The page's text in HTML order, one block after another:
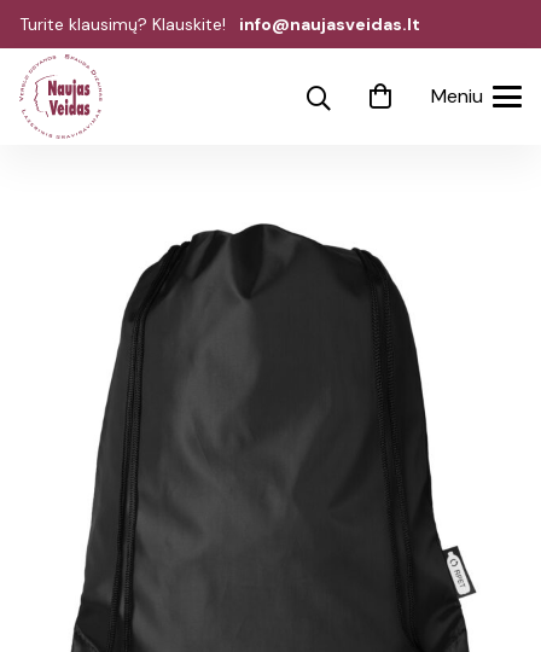
Turite klausimų? Klauskite! info@naujasveidas.lt
Meniu